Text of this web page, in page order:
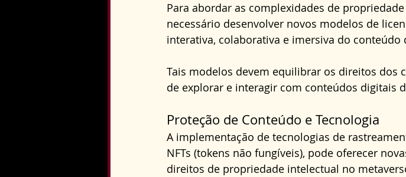
Para abordar as complexidades de
necessário desenvolver novos modelos de
interativa, colaborativa e imersiva do conteúdo
Tais modelos devem equilibrar os direitos dos
de explorar e interagir com conteúdos digitais
Proteção de Conteúdo e Tecnologia
A implementação de tecnologias de
NFTs (tokens não fungíveis), pode oferecer
direitos de propriedade intelectual no